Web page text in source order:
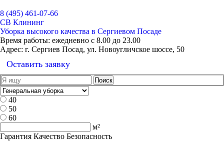
8 (495) 461-07-66
СВ Клининг
Уборка высокого качества в Сергиевом Посаде
Время работы: ежедневно с 8.00 до 23.00
Адрес: г. Сергиев Посад, ул. Новоугличское шоссе, 50
Оставить заявку
40
50
60
м²
Гарантия Качество Безопасность